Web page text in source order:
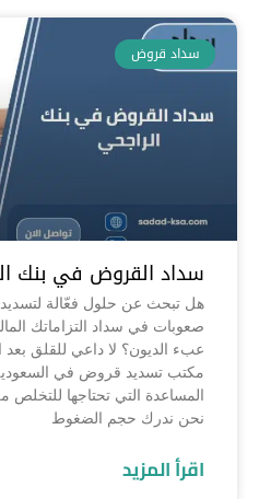
سداد قروض
سداد القروض في بنك الراجحي
هل تبحث عن حلول فعّالة
صعوبات في سداد التزاماتك
عبء الديون؟ لا داعي للقلق
مكتب تسديد قروض في
المساعدة التي تحتاجها للتخلص
نحن ندرك حجم الضغوط
اقرأ المزيد